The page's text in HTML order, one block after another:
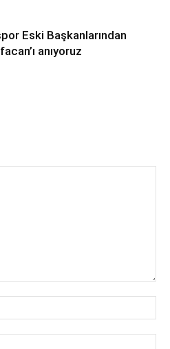
Eski Başkanlarından
anıyoruz